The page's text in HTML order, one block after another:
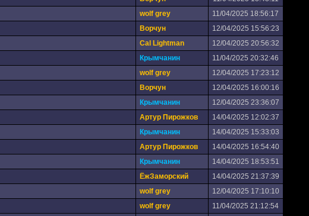
wolf grey
11/04/2025 18:56:17
Ворчун
12/04/2025 15:56:23
Cal Lightman
12/04/2025 20:56:32
Крымчанин
11/04/2025 20:32:46
wolf grey
12/04/2025 17:23:12
Ворчун
12/04/2025 16:00:16
Крымчанин
12/04/2025 23:36:07
Артур Пирожков
14/04/2025 12:02:37
Крымчанин
14/04/2025 15:33:03
Артур Пирожков
14/04/2025 16:54:40
Крымчанин
14/04/2025 18:53:51
ЁжЗаморский
14/04/2025 21:37:39
wolf grey
12/04/2025 17:10:10
wolf grey
11/04/2025 21:12:54